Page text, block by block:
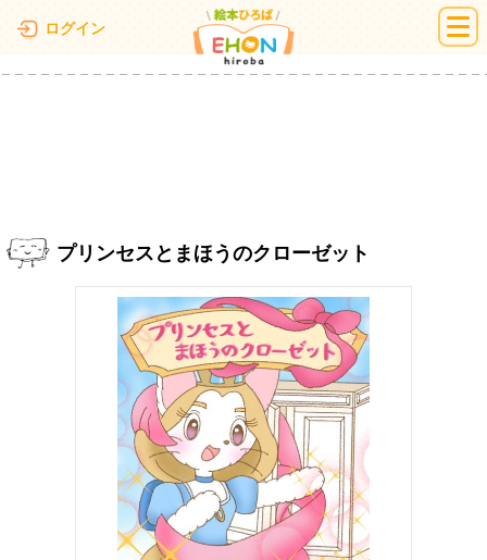
ログイン 絵本ひろば
プリンセスとまほうのクローゼット